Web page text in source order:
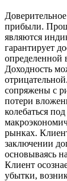
прибыли.
являются
гарантирует
определенной
Доходность
сопряжены с
потери
колебаться
рынках.
заключении
основываясь
Клиент
убытки,